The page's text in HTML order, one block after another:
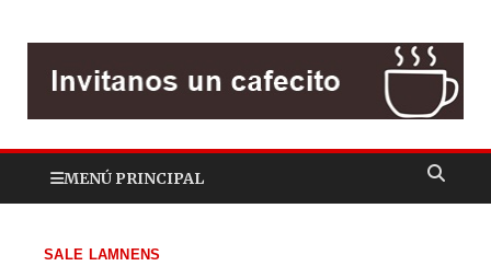
MENÚ PRINCIPAL
SALE LAMNENS